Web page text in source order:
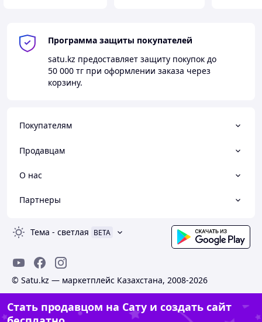
Программа защиты покупателей
satu.kz предоставляет защиту покупок до
50 000 тг при оформлении заказа через
корзину.
Покупателям
Продавцам
О нас
Партнеры
Тема - светлая BETA
© Satu.kz — маркетплейс Казахстана, 2008-2026
Стать продавцом на Сату и создать сайт